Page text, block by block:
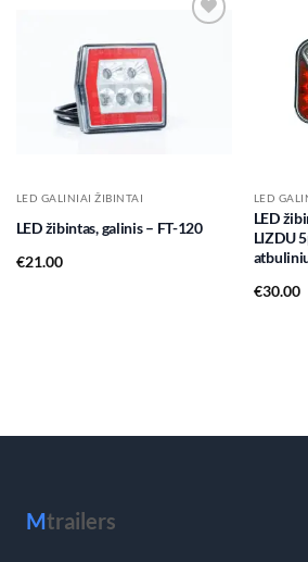
LED GALINIAI ŽIBINTAI
LED žibintas, galinis – FT-120
€21.00
LED
LED
LIZDU
€30.00
Mtrailers